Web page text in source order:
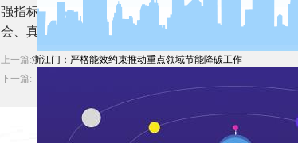
强指标约束。各级领导干部要加强对“双碳”基础知
会、真用。要把“双碳”工作作为干部教育培训体系
上一篇:浙江门：严格能效约束推动重点领域节能降碳工作
下一篇: